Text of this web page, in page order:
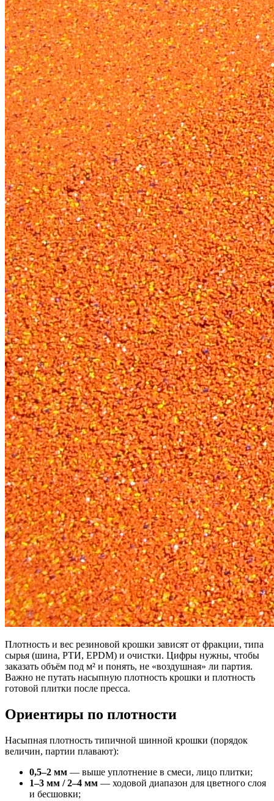
Плотность и вес резиновой крошки зависят от фракции, типа
сырья (шина, РТИ, EPDM) и очистки. Цифры нужны, чтобы
заказать объём под м² и понять, не «воздушная» ли партия.
Важно не путать насыпную плотность крошки и плотность
готовой плитки после пресса.
Ориентиры по плотности
Насыпная плотность типичной шинной крошки (порядок
величин, партии плавают):
0,5–2 мм — выше уплотнение в смеси, лицо плитки;
1–3 мм / 2–4 мм — ходовой диапазон для цветного слоя
и бесшовки;